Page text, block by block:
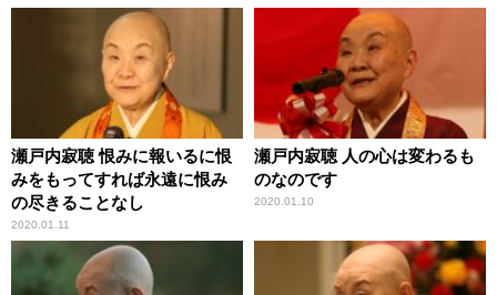
瀬戸内寂聴 恨みに報いるに恨
みをもってすれば永遠に恨み
の尽きることなし
2020.01.11
瀬戸内寂聴 人の心は変わるも
のなのです
2020.01.10